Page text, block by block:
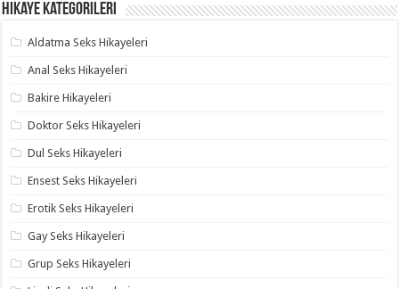
Hikaye Kategorileri
Aldatma Seks Hikayeleri
Anal Seks Hikayeleri
Bakire Hikayeleri
Doktor Seks Hikayeleri
Dul Seks Hikayeleri
Ensest Seks Hikayeleri
Erotik Seks Hikayeleri
Gay Seks Hikayeleri
Grup Seks Hikayeleri